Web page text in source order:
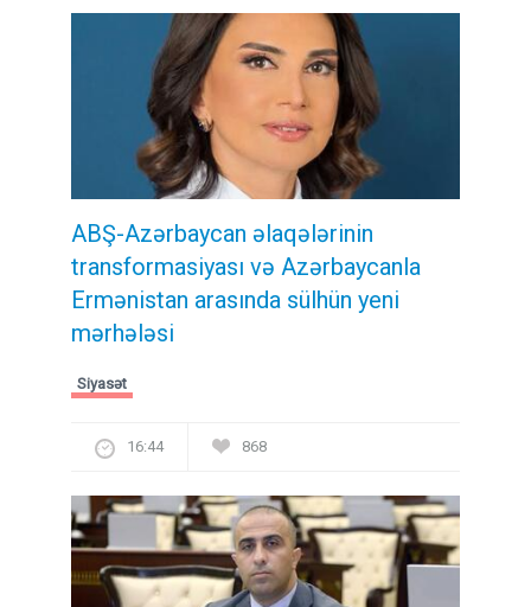
ABŞ-Azərbaycan əlaqələrinin
transformasiyası və Azərbaycanla
Ermənistan arasında sülhün yeni
mərhələsi
Siyasət
16:44 868